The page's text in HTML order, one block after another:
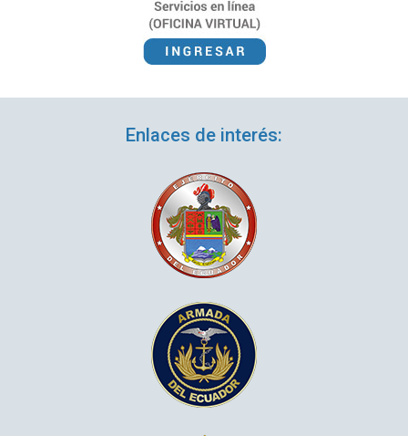
Enlaces de interés: